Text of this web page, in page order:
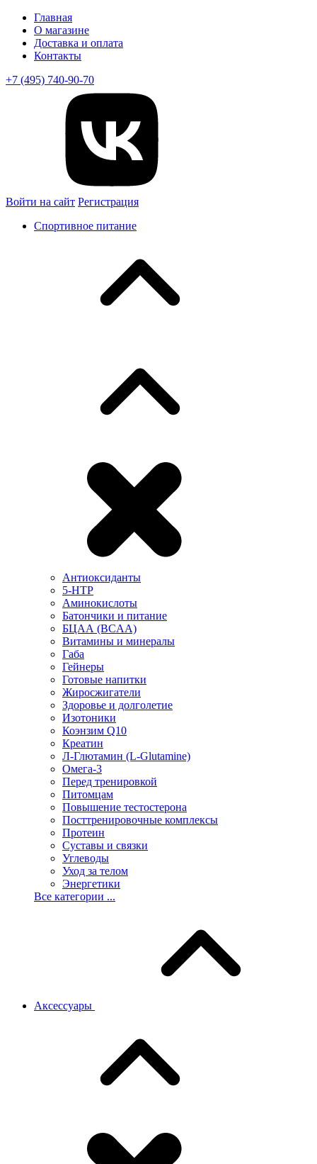
Главная
О магазине
Доставка и оплата
Контакты
+7 (495) 740-90-70
Войти на сайт Регистрация
Спортивное питание
Антиоксиданты
5-HTP
Аминокислоты
Батончики и питание
БЦАА (BCAA)
Витамины и минералы
Габа
Гейнеры
Готовые напитки
Жиросжигатели
Здоровье и долголетие
Изотоники
Коэнзим Q10
Креатин
Л-Глютамин (L-Glutamine)
Омега-3
Перед тренировкой
Питомцам
Повышение тестостерона
Посттренировочные комплексы
Протеин
Суставы и связки
Углеводы
Уход за телом
Энергетики
Все категории ...
Аксессуары